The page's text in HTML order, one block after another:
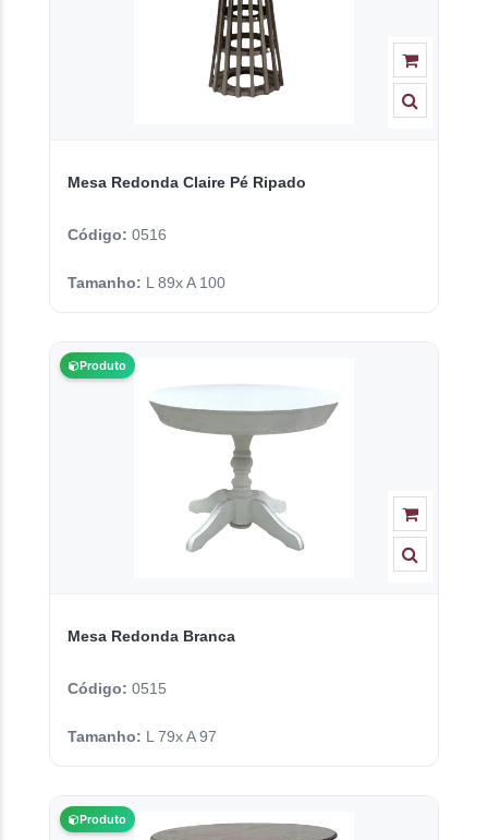
Mesa Redonda Claire Pé Ripado
Código: 0516
Tamanho: L 89x A 100
Produto
Mesa Redonda Branca
Código: 0515
Tamanho: L 79x A 97
Produto